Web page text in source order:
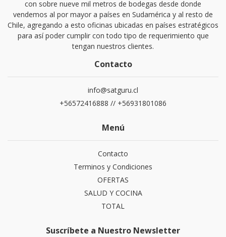
con sobre nueve mil metros de bodegas desde donde
vendemos al por mayor a países en Sudamérica y al resto de
Chile, agregando a esto oficinas ubicadas en países estratégicos
para así poder cumplir con todo tipo de requerimiento que
tengan nuestros clientes.
Contacto
info@satguru.cl
+56572416888 // +56931801086
Menú
Contacto
Terminos y Condiciones
OFERTAS
SALUD Y COCINA
TOTAL
Suscríbete a Nuestro Newsletter